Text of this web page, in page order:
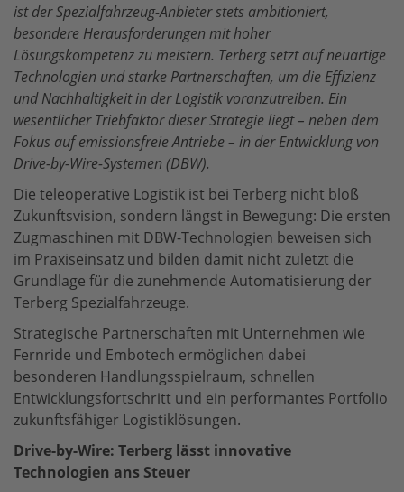
ist der Spezialfahrzeug-Anbieter stets ambitioniert,
besondere Herausforderungen mit hoher
Lösungskompetenz zu meistern. Terberg setzt auf neuartige
Technologien und starke Partnerschaften, um die Effizienz
und Nachhaltigkeit in der Logistik voranzutreiben. Ein
wesentlicher Triebfaktor dieser Strategie liegt – neben dem
Fokus auf emissionsfreie Antriebe – in der Entwicklung von
Drive-by-Wire-Systemen (DBW).
Die teleoperative Logistik ist bei Terberg nicht bloß
Zukunftsvision, sondern längst in Bewegung: Die ersten
Zugmaschinen mit DBW-Technologien beweisen sich
im Praxiseinsatz und bilden damit nicht zuletzt die
Grundlage für die zunehmende Automatisierung der
Terberg Spezialfahrzeuge.
Strategische Partnerschaften mit Unternehmen wie
Fernride und Embotech ermöglichen dabei
besonderen Handlungsspielraum, schnellen
Entwicklungsfortschritt und ein performantes Portfolio
zukunftsfähiger Logistiklösungen.
Drive-by-Wire: Terberg lässt innovative
Technologien ans Steuer